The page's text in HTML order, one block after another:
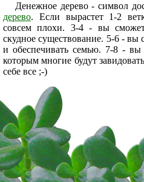
Денежное дерево - символ
дерево. Если вырастет 1-2
совсем плохи. 3-4 - вы
скудное существование. 5-6 - вы
и обеспечивать семью. 7-8 - вы
которым многие будут
себе все ;-)